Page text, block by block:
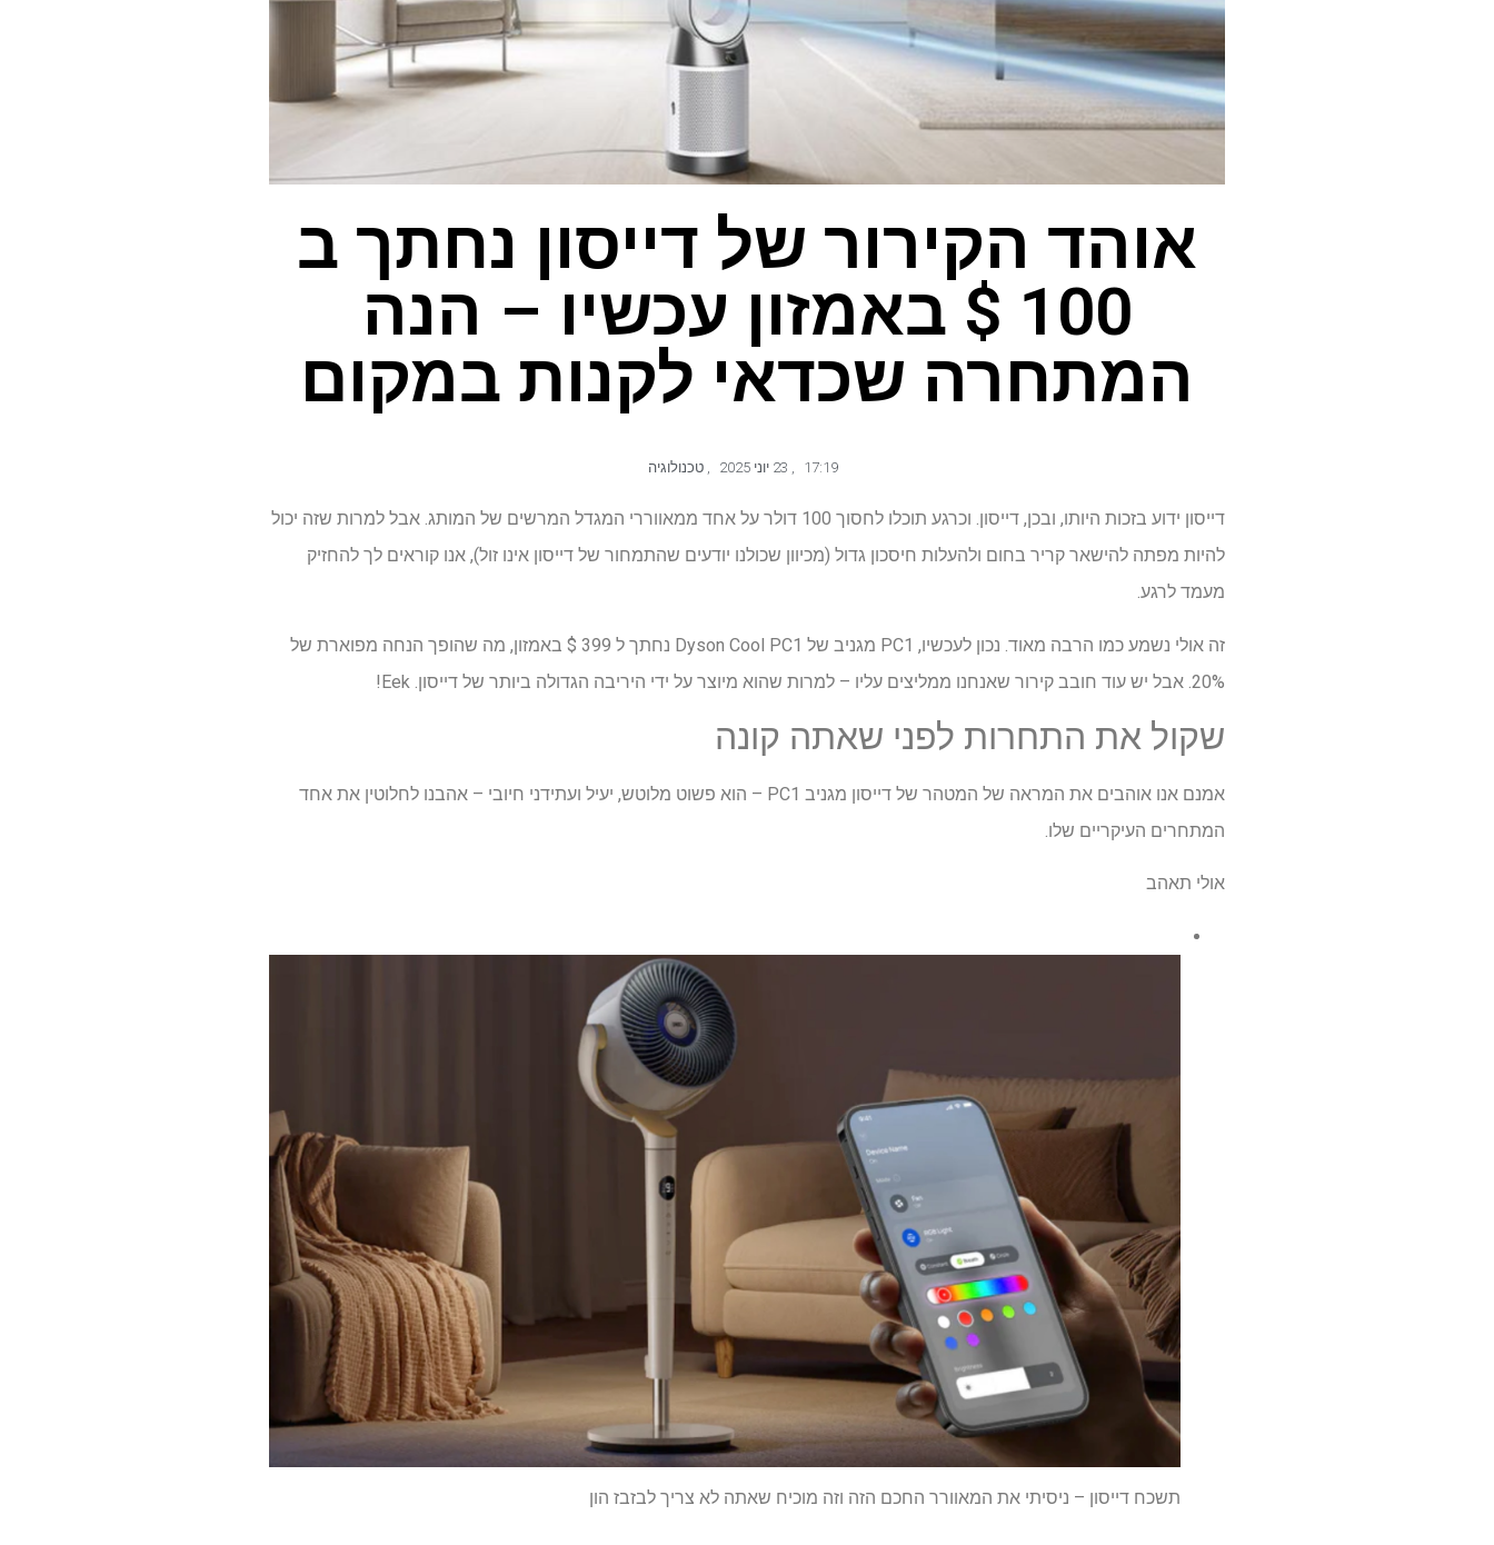
אוהד הקירור של דייסון נחתך ב
100 $ באמזון עכשיו – הנה
המתחרה שכדאי לקנות במקום
17:19
,
, טכנולוגיה
דייסון ידוע בזכות היותו, ובכן, דייסון. וכרגע תוכלו לחסוך 100 דולר על אחד ממאווררי המגדל המרשים של המותג. אבל למרות שזה יכול
להיות מפתה להישאר קריר בחום ולהעלות חיסכון גדול (מכיוון שכולנו יודעים שהתמחור של דייסון אינו זול), אנו קוראים לך להחזיק
מעמד לרגע.
זה אולי נשמע כמו הרבה מאוד. נכון לעכשיו, PC1 מגניב של Dyson Cool PC1 נחתך ל 399 $ באמזון, מה שהופך הנחה מפוארת של
20%. אבל יש עוד חובב קירור שאנחנו ממליצים עליו – למרות שהוא מיוצר על ידי היריבה הגדולה ביותר של דייסון. Eek!
שקול את התחרות לפני שאתה קונה
אמנם אנו אוהבים את המראה של המטהר של דייסון מגניב PC1 – הוא פשוט מלוטש, יעיל ועתידני חיובי – אהבנו לחלוטין את אחד
המתחרים העיקריים שלו.
אולי תאהב
תשכח דייסון – ניסיתי את המאוורר החכם הזה וזה מוכיח שאתה לא צריך לבזבז הון